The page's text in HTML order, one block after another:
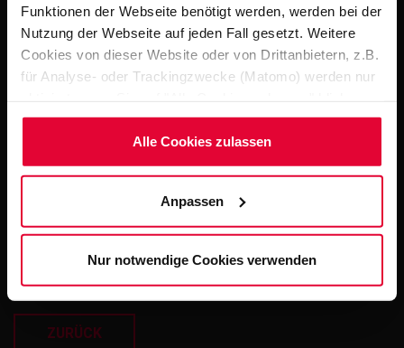
Funktionen der Webseite benötigt werden, werden bei der
Nutzung der Webseite auf jeden Fall gesetzt. Weitere
Cookies von dieser Website oder von Drittanbietern, z.B.
für Analyse- oder Trackingzwecke (Matomo) werden nur
Möchten Sie dies nicht, klicken Sie bitte auf "Nur
notwendige Cookies verwenden". Mehr dazu
(einschließlich der Möglichkeit, die Einwilligungserklärung
Cookie-Hinweis(Link im Fuß der Website)
bzw. derDatenschutzerklärung.
Alle Cookies zulassen
Anpassen
Nur notwendige Cookies verwenden
ZURÜCK